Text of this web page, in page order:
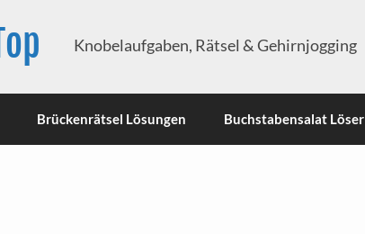
Knobelaufgaben, Rätsel & Gehirnjogging
Brückenrätsel Lösungen Buchstabensalat Löser